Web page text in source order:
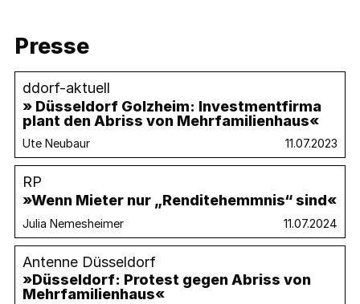
Presse
ddorf-aktuell
» Düsseldorf Golzheim: Investmentfirma
plant den Abriss von Mehrfamilienhaus«
Ute Neubaur 11.07.2023
RP
»Wenn Mieter nur „Renditehemmnis“ sind«
Julia Nemesheimer 11.07.2024
Antenne Düsseldorf
»Düsseldorf: Protest gegen Abriss von
Mehrfamilienhaus«